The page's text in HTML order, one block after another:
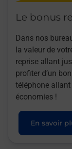
Le bonus
Dans nos
la valeur de
reprise allant
profiter d’un
téléphone
économies !
En savoir